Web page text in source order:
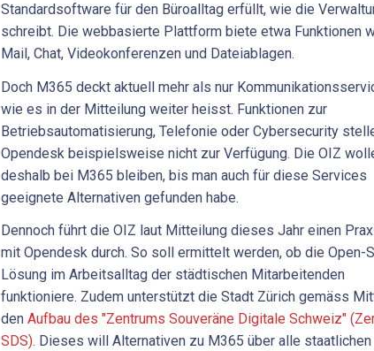
Standardsoftware für den Büroalltag erfüllt, wie die
schreibt. Die webbasierte Plattform biete etwa Funktionen
Mail, Chat, Videokonferenzen und Dateiablagen.
Doch M365 deckt aktuell mehr als nur
wie es in der Mitteilung weiter heisst. Funktionen zur
Betriebsautomatisierung, Telefonie oder Cybersecurity
Opendesk beispielsweise nicht zur Verfügung. Die OIZ
deshalb bei M365 bleiben, bis man auch für diese Services
geeignete Alternativen gefunden habe.
Dennoch führt die OIZ laut Mitteilung dieses Jahr einen
mit Opendesk durch. So soll ermittelt werden, ob die Open-
Lösung im Arbeitsalltag der städtischen Mitarbeitenden
funktioniere. Zudem unterstützt die Stadt Zürich gemäss
den Aufbau des "Zentrums Souveräne Digitale Schweiz"
SDS). Dieses will Alternativen zu M365 über alle staatlichen